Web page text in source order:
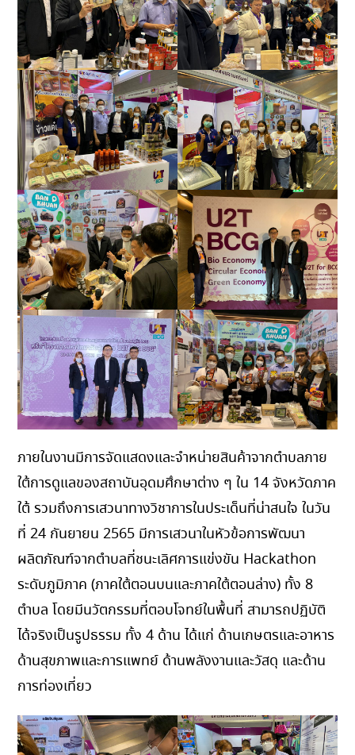
ภายในงานมีการจัดแสดงและจำหน่ายสินค้าจากตำบลภาย
ใต้การดูแลของสถาบันอุดมศึกษาต่าง ๆ ใน 14 จังหวัดภาค
ใต้ รวมถึงการเสวนาทางวิชาการในประเด็นที่น่าสนใจ ในวัน
ที่ 24 กันยายน 2565 มีการเสวนาในหัวข้อการพัฒนา
ผลิตภัณฑ์จากตำบลที่ชนะเลิศการแข่งขัน Hackathon
ระดับภูมิภาค (ภาคใต้ตอนบนและภาคใต้ตอนล่าง) ทั้ง 8
ตำบล โดยมีนวัตกรรมที่ตอบโจทย์ในพื้นที่ สามารถปฏิบัติ
ได้จริงเป็นรูปธรรม ทั้ง 4 ด้าน ได้แก่ ด้านเกษตรและอาหาร
ด้านสุขภาพและการแพทย์ ด้านพลังงานและวัสดุ และด้าน
การท่องเที่ยว